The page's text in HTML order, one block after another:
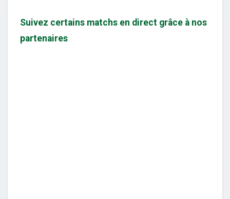
Suivez certains matchs en direct grâce à nos
partenaires